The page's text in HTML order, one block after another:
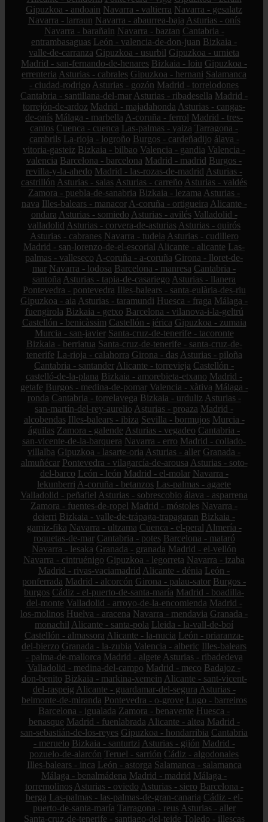
Gipuzkoa - andoain Navarra - valtierra Navarra - gesalatz
Navarra - larraun Navarra - abaurrea-baja Asturias - onís
Navarra - barañain Navarra - baztan Cantabria -
entrambasaguas León - valencia-de-don-juan Bizkaia -
valle-de-carranza Gipuzkoa - usurbil Gipuzkoa - urnieta
Madrid - san-fernando-de-henares Bizkaia - loiu Gipuzkoa -
errenteria Asturias - cabrales Gipuzkoa - hernani Salamanca
- ciudad-rodrigo Asturias - gozón Madrid - torrelodones
Cantabria - santillana-del-mar Asturias - ribadesella Madrid -
torrejón-de-ardoz Madrid - majadahonda Asturias - cangas-
de-onís Málaga - marbella A-coruña - ferrol Madrid - tres-
cantos Cuenca - cuenca Las-palmas - yaiza Tarragona -
cambrils La-rioja - logroño Burgos - cardeñadijo álava -
vitoria-gasteiz Bizkaia - bilbao Valencia - gandia Valencia -
valencia Barcelona - barcelona Madrid - madrid Burgos -
revilla-y-la-ahedo Madrid - las-rozas-de-madrid Asturias -
castrillón Asturias - salas Asturias - carreño Asturias - valdés
Zamora - puebla-de-sanabria Bizkaia - lezama Asturias -
nava Illes-balears - manacor A-coruña - ortigueira Alicante -
ondara Asturias - somiedo Asturias - avilés Valladolid -
valladolid Asturias - corvera-de-asturias Asturias - quirós
Asturias - cabranes Navarra - tudela Asturias - cudillero
Madrid - san-lorenzo-de-el-escorial Alicante - alicante Las-
palmas - valleseco A-coruña - a-coruña Girona - lloret-de-
mar Navarra - lodosa Barcelona - manresa Cantabria -
santoña Asturias - tapia-de-casariego Asturias - llanera
Pontevedra - pontevedra Illes-balears - santa-eulària-des-riu
Gipuzkoa - aia Asturias - taramundi Huesca - fraga Málaga -
fuengirola Bizkaia - getxo Barcelona - vilanova-i-la-geltrú
Castellón - benicàssim Castellón - jérica Gipuzkoa - zumaia
Murcia - san-javier Santa-cruz-de-tenerife - tacoronte
Bizkaia - berriatua Santa-cruz-de-tenerife - santa-cruz-de-
tenerife La-rioja - calahorra Girona - das Asturias - piloña
Cantabria - santander Alicante - torrevieja Castellón -
castelló-de-la-plana Bizkaia - amorebieta-etxano Madrid -
getafe Burgos - medina-de-pomar Valencia - xàtiva Málaga -
ronda Cantabria - torrelavega Bizkaia - urduliz Asturias -
san-martín-del-rey-aurelio Asturias - proaza Madrid -
alcobendas Illes-balears - ibiza Sevilla - bormujos Murcia -
águilas Zamora - galende Asturias - vegadeo Cantabria -
san-vicente-de-la-barquera Navarra - erro Madrid - collado-
villalba Gipuzkoa - lasarte-oria Asturias - aller Granada -
almuñécar Pontevedra - vilagarcía-de-arousa Asturias - soto-
del-barco León - león Madrid - el-molar Navarra -
lekunberri A-coruña - betanzos Las-palmas - agaete
Valladolid - peñafiel Asturias - sobrescobio álava - asparrena
Zamora - fuentes-de-ropel Madrid - móstoles Navarra -
deierri Bizkaia - valle-de-trápaga-trapagaran Bizkaia -
gamiz-fika Navarra - ultzama Cuenca - el-peral Almería -
roquetas-de-mar Cantabria - potes Barcelona - mataró
Navarra - lesaka Granada - granada Madrid - el-vellón
Navarra - cintruénigo Gipuzkoa - legorreta Navarra - izaba
Madrid - rivas-vaciamadrid Alicante - dénia León -
ponferrada Madrid - alcorcón Girona - palau-sator Burgos -
burgos Cádiz - el-puerto-de-santa-maría Madrid - boadilla-
del-monte Valladolid - arroyo-de-la-encomienda Madrid -
los-molinos Huelva - aracena Navarra - mendavia Granada -
monachil Alicante - santa-pola Lleida - la-vall-de-boí
Castellón - almassora Alicante - la-nucia León - priaranza-
del-bierzo Granada - la-zubia Valencia - alberic Illes-balears
- palma-de-mallorca Madrid - algete Asturias - ribadedeva
Valladolid - medina-del-campo Madrid - meco Badajoz -
don-benito Bizkaia - markina-xemein Alicante - sant-vicent-
del-raspeig Alicante - guardamar-del-segura Asturias -
belmonte-de-miranda Pontevedra - o-grove Lugo - barreiros
Barcelona - igualada Zamora - benavente Huesca -
benasque Madrid - fuenlabrada Alicante - altea Madrid -
san-sebastián-de-los-reyes Gipuzkoa - hondarribia Cantabria
- meruelo Bizkaia - santurtzi Asturias - gijón Madrid -
pozuelo-de-alarcón Teruel - sarrión Cádiz - algodonales
Illes-balears - inca León - astorga Salamanca - salamanca
Málaga - benalmádena Madrid - madrid Málaga -
torremolinos Asturias - oviedo Asturias - siero Barcelona -
berga Las-palmas - las-palmas-de-gran-canaria Cádiz - el-
puerto-de-santa-maría Tarragona - reus Asturias - aller
Santa-cruz-de-tenerife - santiago-del-teide Toledo - illescas